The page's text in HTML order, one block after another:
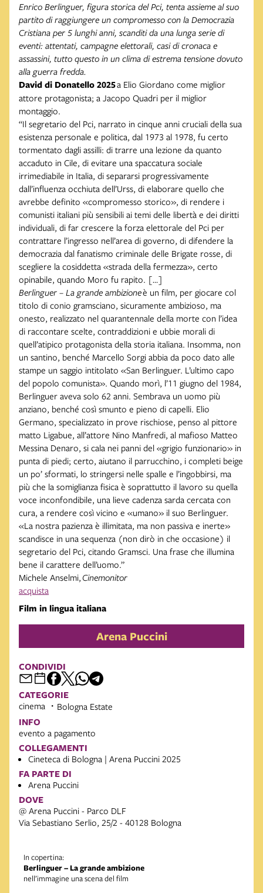
Enrico Berlinguer, figura storica del Pci, tenta assieme al suo
partito di raggiungere un compromesso con la Democrazia
Cristiana per 5 lunghi anni, scanditi da una lunga serie di
eventi: attentati, campagne elettorali, casi di cronaca e
assassini, tutto questo in un clima di estrema tensione dovuto
alla guerra fredda.
David di Donatello 2025a Elio Giordano come miglior
attore protagonista; a Jacopo Quadri per il miglior
montaggio.
“Il segretario del Pci, narrato in cinque anni cruciali della sua
esistenza personale e politica, dal 1973 al 1978, fu certo
tormentato dagli assilli: di trarre una lezione da quanto
accaduto in Cile, di evitare una spaccatura sociale
irrimediabile in Italia, di separarsi progressivamente
dall’influenza occhiuta dell’Urss, di elaborare quello che
avrebbe definito «compromesso storico», di rendere i
comunisti italiani più sensibili ai temi delle libertà e dei diritti
individuali, di far crescere la forza elettorale del Pci per
contrattare l’ingresso nell’area di governo, di difendere la
democrazia dal fanatismo criminale delle Brigate rosse, di
scegliere la cosiddetta «strada della fermezza», certo
opinabile, quando Moro fu rapito. […]
Berlinguer – La grande ambizioneè un film, per giocare col
titolo di conio gramsciano, sicuramente ambizioso, ma
onesto, realizzato nel quarantennale della morte con l’idea
di raccontare scelte, contraddizioni e ubbie morali di
quell’atipico protagonista della storia italiana. Insomma, non
un santino, benché Marcello Sorgi abbia da poco dato alle
stampe un saggio intitolato «San Berlinguer. L’ultimo capo
del popolo comunista». Quando morì, l’11 giugno del 1984,
Berlinguer aveva solo 62 anni. Sembrava un uomo più
anziano, benché così smunto e pieno di capelli. Elio
Germano, specializzato in prove rischiose, penso al pittore
matto Ligabue, all’attore Nino Manfredi, al mafioso Matteo
Messina Denaro, si cala nei panni del «grigio funzionario» in
punta di piedi; certo, aiutano il parrucchino, i completi beige
un po’ sformati, lo stringersi nelle spalle e l’ingobbirsi, ma
più che la somiglianza fisica è soprattutto il lavoro su quella
voce inconfondibile, una lieve cadenza sarda cercata con
cura, a rendere così vicino e «umano» il suo Berlinguer.
«La nostra pazienza è illimitata, ma non passiva e inerte»
scandisce in una sequenza (non dirò in che occasione) il
segretario del Pci, citando Gramsci. Una frase che illumina
bene il carattere dell’uomo.”
Michele Anselmi,Cinemonitor
acquista
Film in lingua italiana
Arena Puccini
CONDIVIDI
CATEGORIE
cinema Bologna Estate
INFO
evento a pagamento
COLLEGAMENTI
Cineteca di Bologna | Arena Puccini 2025
FA PARTE DI
Arena Puccini
DOVE
@ Arena Puccini - Parco DLF
Via Sebastiano Serlio, 25/2 - 40128 Bologna
In copertina:
Berlinguer – La grande ambizione
nell’immagine una scena del film